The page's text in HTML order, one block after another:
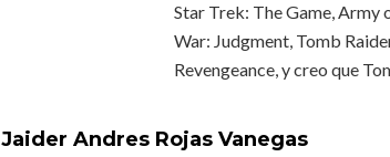
Star Trek: The Game, Army
War: Judgment, Tomb
Revengeance, y creo que
Jaider Andres Rojas Vanegas